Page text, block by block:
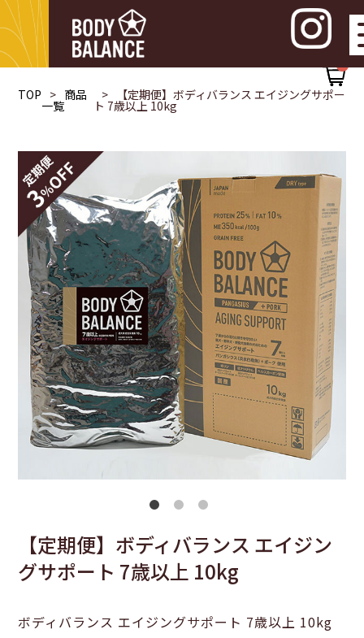
TOP 商品
一覧
【定期便】ボディバランス エイジングサポー
ト 7歳以上 10kg
【定期便】ボディバランス エイジン
グサポート 7歳以上 10kg
ボディバランス エイジングサポート 7歳以上 10kg